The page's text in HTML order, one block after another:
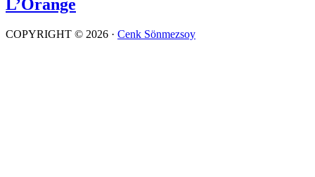
L’Orange
COPYRIGHT © 2026 · Cenk Sönmezsoy